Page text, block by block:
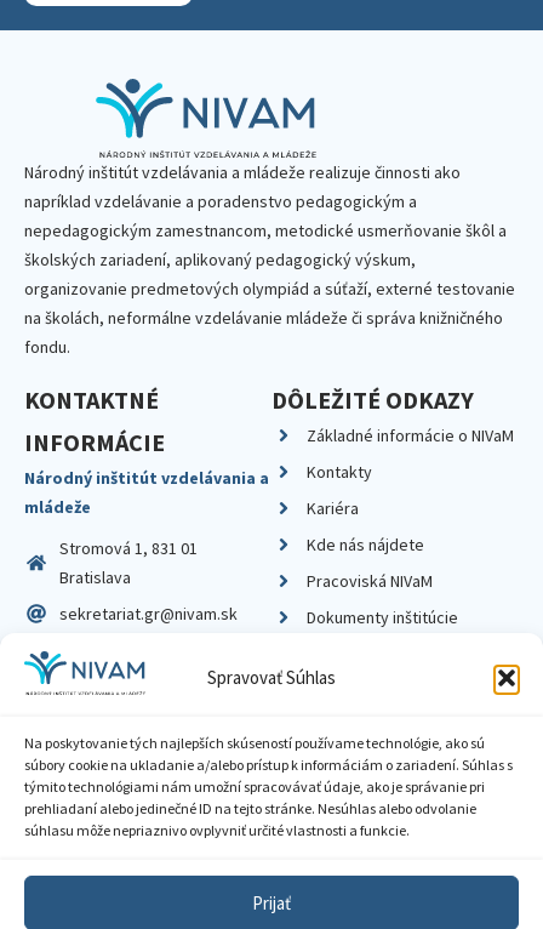
Spravovať Súhlas
Na poskytovanie tých najlepších skúseností používame technológie, ako sú
súbory cookie na ukladanie a/alebo prístup k informáciám o zariadení. Súhlas s
týmito technológiami nám umožní spracovávať údaje, ako je správanie pri
prehliadaní alebo jedinečné ID na tejto stránke. Nesúhlas alebo odvolanie
súhlasu môže nepriaznivo ovplyvniť určité vlastnosti a funkcie.
Prijať
Národný inštitút vzdelávania a mládeže realizuje činnosti ako
napríklad vzdelávanie a poradenstvo pedagogickým a
nepedagogickým zamestnancom, metodické usmerňovanie škôl a
školských zariadení, aplikovaný pedagogický výskum,
organizovanie predmetových olympiád a súťaží, externé testovanie
na školách, neformálne vzdelávanie mládeže či správa knižničného
fondu.
KONTAKTNÉ
INFORMÁCIE
Národný inštitút vzdelávania a
mládeže
Stromová 1, 831 01
Bratislava
sekretariat.gr@nivam.sk
IČO: 00164348
DIČ: 2020798714
DÔLEŽITÉ ODKAZY
Základné informácie o NIVaM
Kontakty
Kariéra
Kde nás nájdete
Pracoviská NIVaM
Dokumenty inštitúcie
Zásady ochrany súkromia
Sprístupnenie informácií